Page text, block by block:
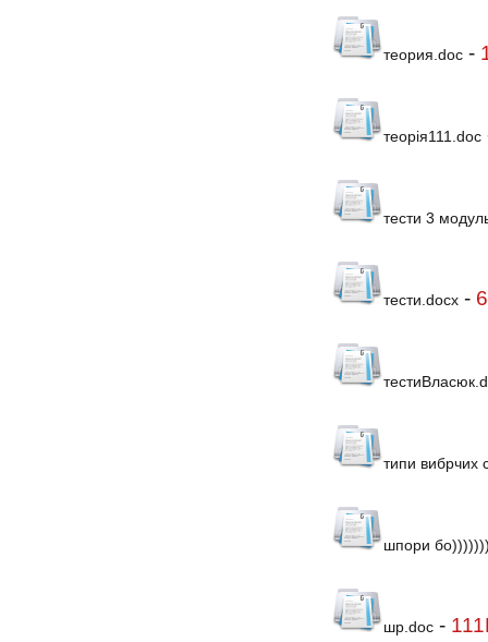
теория.doc-
теорія111.doc
тести 3
тести.docx-
типи вибрчих
шпори
шр.doc-